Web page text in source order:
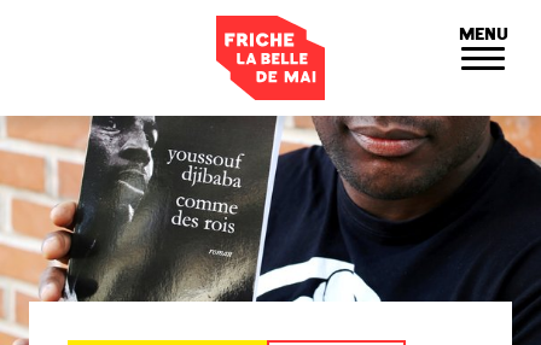
MENU
Panneau de gestion des cookies